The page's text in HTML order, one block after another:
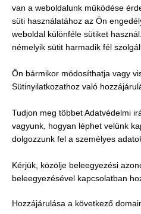
van a weboldalunk működése
süti használatához az Ön
weboldal különféle sütiket
némelyik sütit harmadik fél
Ön bármikor módosíthatja vagy
Sütinyilatkozathoz való
Tudjon meg többet Adatvédelmi
vagyunk, hogyan léphet velünk
dolgozzunk fel a személyes
Kérjük, közölje beleegyezési
beleegyezésével kapcsolatban
Hozzájárulása a következő